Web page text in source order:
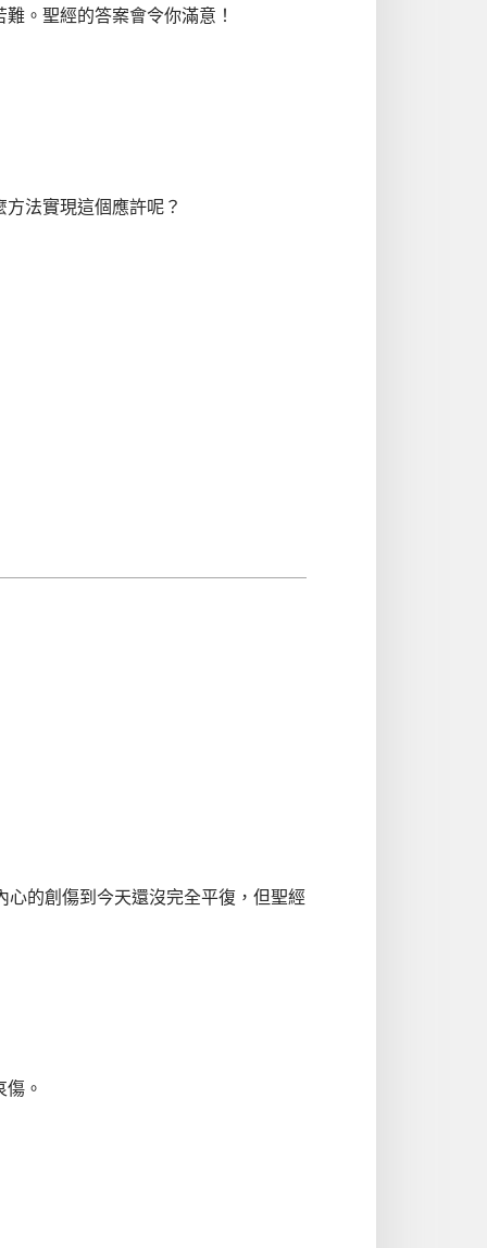
。聖經的答案會令你滿意！
法實現這個應許呢？
的創傷到今天還沒完全平復，但聖經
。